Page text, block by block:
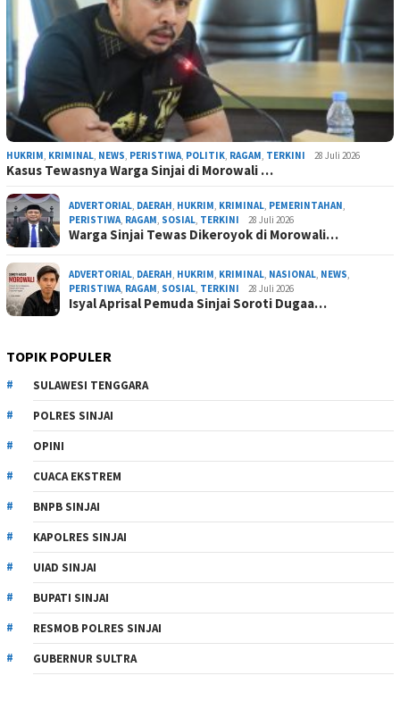
HUKRIM, KRIMINAL, NEWS, PERISTIWA, POLITIK, RAGAM, TERKINI 28 Juli 2026
Kasus Tewasnya Warga Sinjai di Morowali …
ADVERTORIAL, DAERAH, HUKRIM, KRIMINAL, PEMERINTAHAN,
PERISTIWA, RAGAM, SOSIAL, TERKINI 28 Juli 2026
Warga Sinjai Tewas Dikeroyok di Morowali…
ADVERTORIAL, DAERAH, HUKRIM, KRIMINAL, NASIONAL, NEWS,
PERISTIWA, RAGAM, SOSIAL, TERKINI 28 Juli 2026
Isyal Aprisal Pemuda Sinjai Soroti Dugaa…
TOPIK POPULER
SULAWESI TENGGARA
POLRES SINJAI
OPINI
CUACA EKSTREM
BNPB SINJAI
KAPOLRES SINJAI
UIAD SINJAI
BUPATI SINJAI
RESMOB POLRES SINJAI
GUBERNUR SULTRA